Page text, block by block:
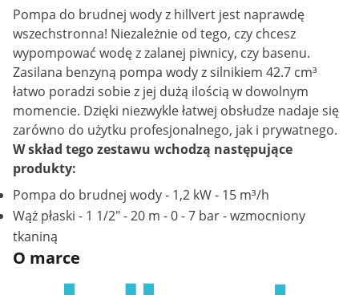
Pompa do brudnej wody z hillvert jest naprawdę
wszechstronna! Niezależnie od tego, czy chcesz
wypompować wodę z zalanej piwnicy, czy basenu.
Zasilana benzyną pompa wody z silnikiem 42.7 cm³
łatwo poradzi sobie z jej dużą ilością w dowolnym
momencie. Dzięki niezwykle łatwej obsłudze nadaje się
zarówno do użytku profesjonalnego, jak i prywatnego.
W skład tego zestawu wchodzą następujące
produkty:
Pompa do brudnej wody - 1,2 kW - 15 m³/h
Wąż płaski - 1 1/2" - 20 m - 0 - 7 bar - wzmocniony
tkaniną
O marce